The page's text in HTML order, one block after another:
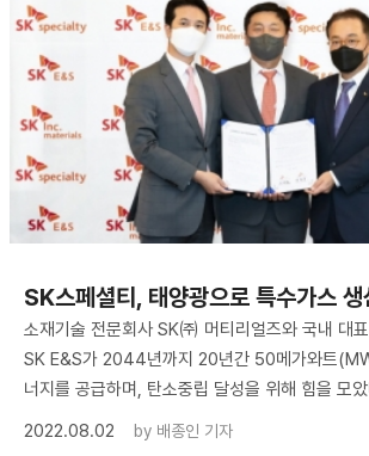
SK스페셜티, 태양광으로 특수가스 생
소재기술 전문회사 SK㈜ 머티리얼즈와 국내 대
SK E&S가 2044년까지 20년간 50메가와트
너지를 공급하며, 탄소중립 달성을 위해 힘을 모
2022.08.02
by 배종인 기자